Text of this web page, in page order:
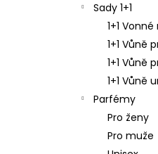
Sady 1+1
1+1
1+1 Vůně
1+1 Vůně
1+1 Vůně
Parfémy
Pro ženy
Pro muže